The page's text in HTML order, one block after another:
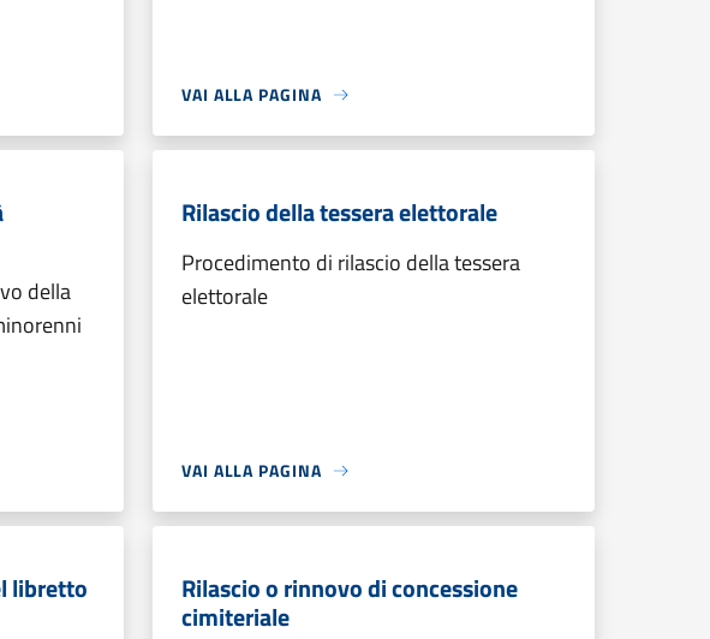
VAI ALLA PAGINA
della
Rilascio della tessera elettorale
Procedimento di rilascio della tessera
elettorale
VAI ALLA PAGINA
libretto Rilascio o rinnovo di concessione
cimiteriale